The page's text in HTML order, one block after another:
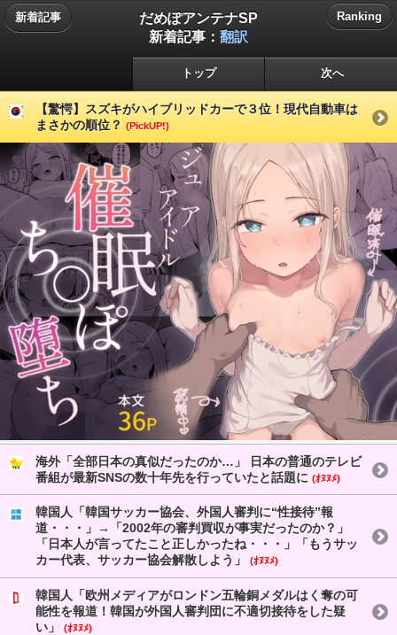
新着記事
だめぽアンテナSP
新着記事： 翻訳
Ranking
トップ 次へ
【驚愕】スズキがハイブリッドカーで３位！現代自動車は
まさかの順位？ (PickUP!)
海外「全部日本の真似だったのか…」 日本の普通のテレビ
番組が最新SNSの数十年先を行っていたと話題に (ｵﾇﾇﾒ)
韓国人「韓国サッカー協会、外国人審判に“性接待”報
道・・・」→「2002年の審判買収が事実だったのか？」
「日本人が言ってたこと正しかったね・・・」「もうサッ
カー代表、サッカー協会解散しよう」
(ｵﾇﾇﾒ)
韓国人「欧州メディアがロンドン五輪銅メダルはく奪の可
能性を報道！韓国が外国人審判団に不適切接待をした疑
い」
(ｵﾇﾇﾒ)